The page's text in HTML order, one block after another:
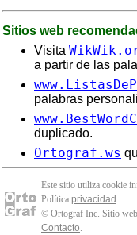
Sitios web
Visita
a partir de las
palabras
duplicado.
Ortograf.ws
Este sitio utiliza cookie
Política privacidad .
© Ortograf Inc. Sitio
Contacto.